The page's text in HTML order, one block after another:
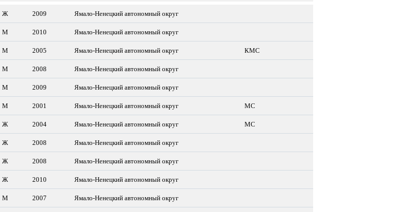
Ж 2009 Ямало-Ненецкий автономный округ
М 2010 Ямало-Ненецкий автономный округ
М 2005 Ямало-Ненецкий автономный округ КМС
М 2008 Ямало-Ненецкий автономный округ
М 2009 Ямало-Ненецкий автономный округ
М 2001 Ямало-Ненецкий автономный округ МС
Ж 2004 Ямало-Ненецкий автономный округ МС
Ж 2008 Ямало-Ненецкий автономный округ
Ж 2008 Ямало-Ненецкий автономный округ
Ж 2010 Ямало-Ненецкий автономный округ
М 2007 Ямало-Ненецкий автономный округ